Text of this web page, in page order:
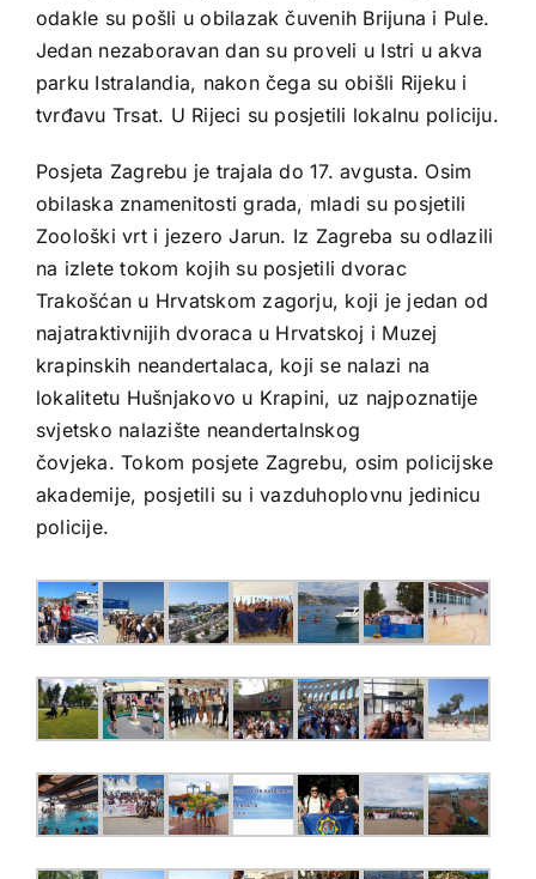
odakle su pošli u obilazak čuvenih Brijuna i Pule.
Jedan nezaboravan dan su proveli u Istri u akva
parku Istralandia, nakon čega su obišli Rijeku i
tvrđavu Trsat. U Rijeci su posjetili lokalnu policiju.
Posjeta Zagrebu je trajala do 17. avgusta. Osim
obilaska znamenitosti grada, mladi su posjetili
Zoološki vrt i jezero Jarun. Iz Zagreba su odlazili
na izlete tokom kojih su posjetili dvorac
Trakošćan u Hrvatskom zagorju, koji je jedan od
najatraktivnijih dvoraca u Hrvatskoj i Muzej
krapinskih neandertalaca, koji se nalazi na
lokalitetu Hušnjakovo u Krapini, uz najpoznatije
svjetsko nalazište neandertalnskog
čovjeka. Tokom posjete Zagrebu, osim policijske
akademije, posjetili su i vazduhoplovnu jedinicu
policije.